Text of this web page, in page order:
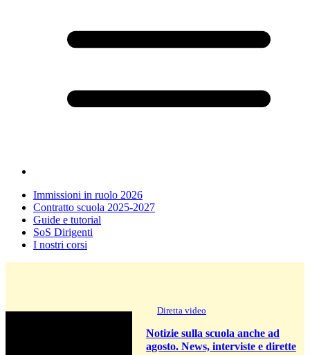
Immissioni in ruolo 2026
Contratto scuola 2025-2027
Guide e tutorial
SoS Dirigenti
I nostri corsi
Diretta video
Notizie sulla scuola anche ad
agosto. News, interviste e dirette